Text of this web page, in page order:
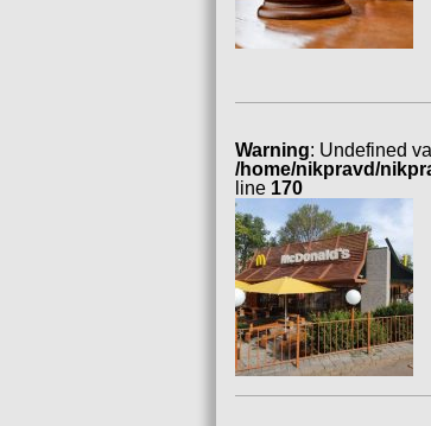
Warning: Undefined
/home/nikpravd/
line 170